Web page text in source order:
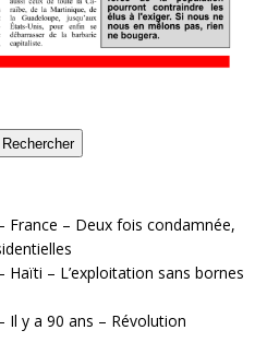
Rechercher
France – Deux fois condamnée,
Haïti – L’exploitation sans bornes
Il y a 90 ans – Révolution